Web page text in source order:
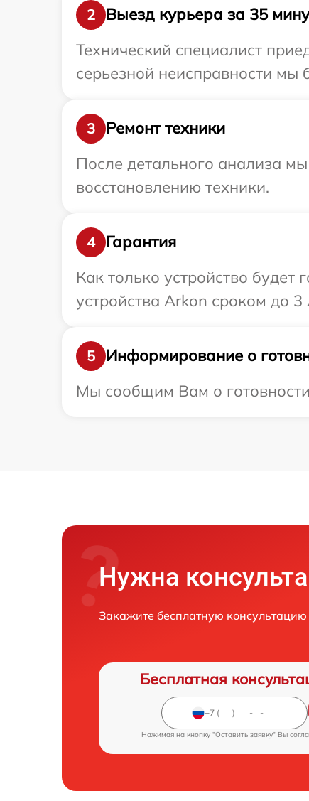
2
Выезд курьера за 35
Технический специалист
серьезной неисправности мы
3
Ремонт техники
После детального анализа
восстановлению техники.
4
Гарантия
Как только устройство
устройства Arkon сроком до 3
5
Информирование о
Мы сообщим Вам о
Нужна
Закажите бесплатную консультацию
Бесплатная
Нажимая на кнопку "Оставить заявку" Вы